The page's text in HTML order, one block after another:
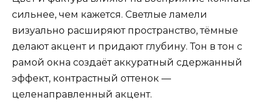
сильнее, чем кажется. Светлые ламели
визуально расширяют пространство, тёмные
делают акцент и придают глубину. Тон в тон с
рамой окна создаёт аккуратный сдержанный
эффект, контрастный оттенок —
целенаправленный акцент.